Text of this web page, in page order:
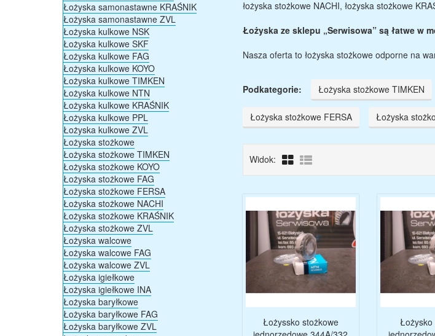
Łożyska samonastawne KRAŚNIK
Łożyska samonastawne ZVL
Łożyska kulkowe NSK
Łożyska kulkowe SKF
Łożyska kulkowe FAG
Łożyska kulkowe KOYO
Łożyska kulkowe TIMKEN
Łożyska kulkowe NTN
Łożyska kulkowe KRAŚNIK
Łożyska kulkowe PPL
Łożyska kulkowe ZVL
Łożyska stożkowe
Łożyska stożkowe TIMKEN
Łożyska stożkowe KOYO
Łożyska stożkowe FAG
Łożyska stożkowe FERSA
Łożyska stożkowe NACHI
Łożyska stożkowe KRAŚNIK
Łożyska stożkowe ZVL
Łożyska walcowe
Łożyska walcowe FAG
Łożyska walcowe ZVL
Łożyska igiełkowe
Łożyska igiełkowe INA
Łożyska baryłkowe
Łożyska baryłkowe FAG
Łożyska baryłkowe ZVL
łożyska stożkowe NACHI, łożyska stożkowe
Łożyska ze sklepu „Serwisowa” są łatwe w
Nasza oferta to łożyska stożkowe odporne na
Podkategorie: Łożyska stożkowe TIMKEN
Łożyska stożkowe FERSA Łożyska
Widok:
Łożyssko stożkowe
Łożysko